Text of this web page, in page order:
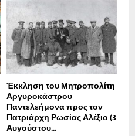
Έκκληση του Μητροπολίτη
Αργυροκάστρου
Παντελεήμονα προς τον
Πατριάρχη Ρωσίας Αλέξιο (3
Αυγούστου...